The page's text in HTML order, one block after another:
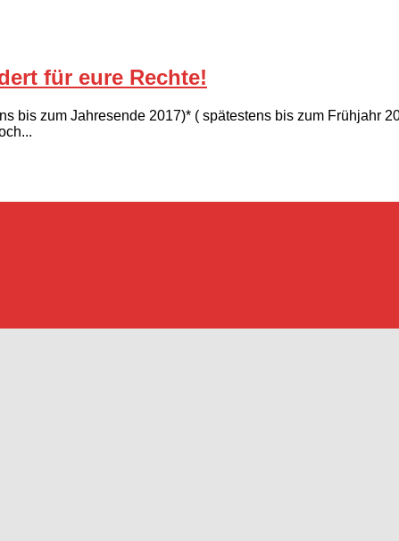
für eure Rechte!
bis zum Jahresende 2017)* ( spätestens bis zum Frühjahr